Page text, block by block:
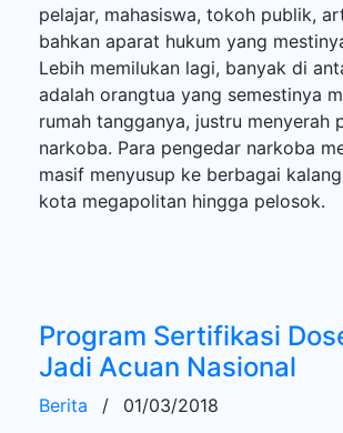
pelajar, mahasiswa, tokoh publik,
bahkan aparat hukum yang
Lebih memilukan lagi, banyak di
adalah orangtua yang semestinya
rumah tangganya, justru menyerah
narkoba. Para pengedar narkoba
masif menyusup ke berbagai
kota megapolitan hingga pelosok.
Program Sertifikasi
Jadi Acuan Nasional
Berita /
01/03/2018